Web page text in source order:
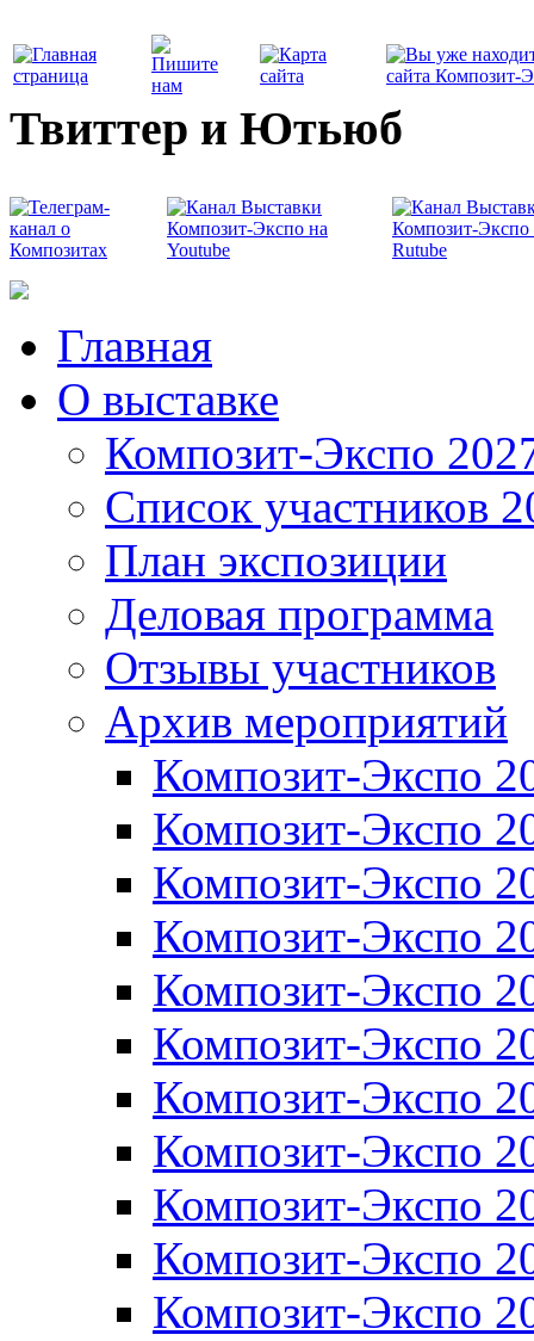
Твиттер и Ютьюб
Главная
О выставке
Композит-Экспо
Список участников
План экспозиции
Деловая программа
Отзывы участников
Архив мероприятий
Композит-Экспо
Композит-Экспо
Композит-Экспо
Композит-Экспо
Композит-Экспо
Композит-Экспо
Композит-Экспо
Композит-Экспо
Композит-Экспо
Композит-Экспо
Композит-Экспо